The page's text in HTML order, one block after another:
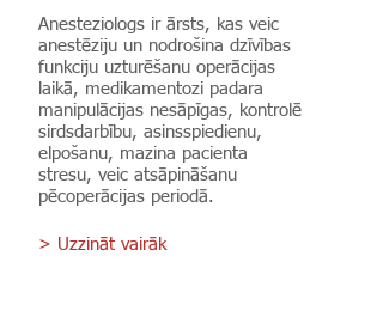
Anesteziologs ir ārsts, kas veic
anestēziju un nodrošina dzīvības
funkciju uzturēšanu operācijas
laikā, medikamentozi padara
manipulācijas nesāpīgas, kontrolē
sirdsdarbību, asinsspiedienu,
elpošanu, mazina pacienta
stresu, veic atsāpināšanu
pēcoperācijas periodā.
> Uzzināt vairāk